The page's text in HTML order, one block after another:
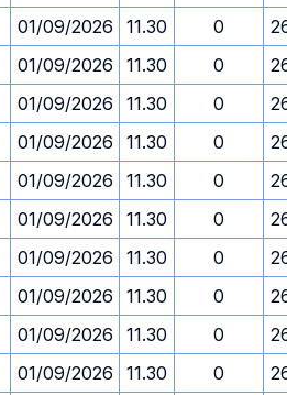
01/09/2026 11.30 0
01/09/2026 11.30 0
01/09/2026 11.30 0
01/09/2026 11.30 0
01/09/2026 11.30 0
01/09/2026 11.30 0
01/09/2026 11.30 0
01/09/2026 11.30 0
01/09/2026 11.30 0
01/09/2026 11.30 0